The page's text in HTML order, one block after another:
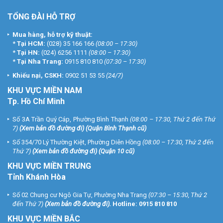
TỔNG ĐÀI HỖ TRỢ
Mua hàng, hỗ trợ kỹ thuật:
* Tại HCM: (028) 35 166 166 (08:00 – 17:30)
* Tại HN: (024) 6256 1111 (08:00 – 17:30)
* Tại Nha Trang: 0915 810 810 (07:30 – 17:30)
Khiếu nại, CSKH: 0902 51 53 55 (24/7)
KHU VỰC MIỀN NAM
Tp. Hồ Chí Minh
Số 3A Trần Quý Cáp, Phường Bình Thạnh (08:00 – 17:30, Thứ 2 đến Thứ
7) (Xem bản đồ đường đi) (Quận Bình Thạnh cũ)
Số 354/70 Lý Thường Kiệt, Phường Diên Hồng (08:00 – 17:30, Thứ 2 đến
Thứ 7) (Xem bản đồ đường đi) (Quận 10 cũ)
KHU VỰC MIỀN TRUNG
Tỉnh Khánh Hòa
Số 02 Chung cư Ngô Gia Tự, Phường Nha Trang (07:30 – 15:30, Thứ 2
đến Thứ 7) (Xem bản đồ đường đi). Hotline: 0915 810 810
KHU VỰC MIỀN BẮC